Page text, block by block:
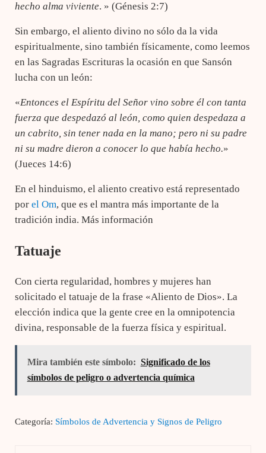
hecho alma viviente. » (Génesis 2:7)
Sin embargo, el aliento divino no sólo da la vida
espiritualmente, sino también físicamente, como leemos
en las Sagradas Escrituras la ocasión en que Sansón
lucha con un león:
«Entonces el Espíritu del Señor vino sobre él con tanta
fuerza que despedazó al león, como quien despedaza a
un cabrito, sin tener nada en la mano; pero ni su padre
ni su madre dieron a conocer lo que había hecho.»
(Jueces 14:6)
En el hinduismo, el aliento creativo está representado
por el Om, que es el mantra más importante de la
tradición india. Más información
Tatuaje
Con cierta regularidad, hombres y mujeres han
solicitado el tatuaje de la frase «Aliento de Dios». La
elección indica que la gente cree en la omnipotencia
divina, responsable de la fuerza física y espiritual.
Mira también este símbolo: Significado de los
símbolos de peligro o advertencia química
Categoría: Símbolos de Advertencia y Signos de Peligro